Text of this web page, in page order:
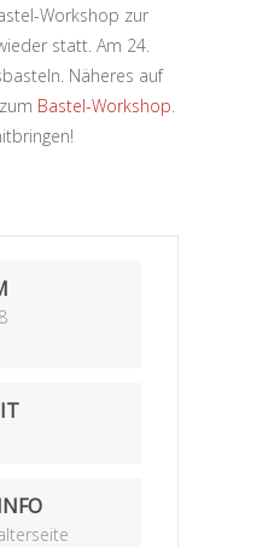
Workshop zur
statt. Am 24.
Näheres auf
Bastel-Workshop.